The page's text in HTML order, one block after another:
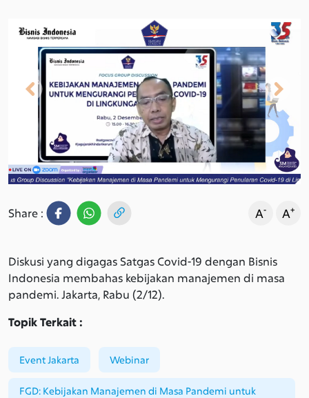
Previous Next
Share : A- A+
Diskusi yang digagas Satgas Covid-19 dengan Bisnis
Indonesia membahas kebijakan manajemen di masa
pandemi. Jakarta, Rabu (2/12).
Topik Terkait :
Event Jakarta Webinar
FGD: Kebijakan Manajemen di Masa Pandemi untuk